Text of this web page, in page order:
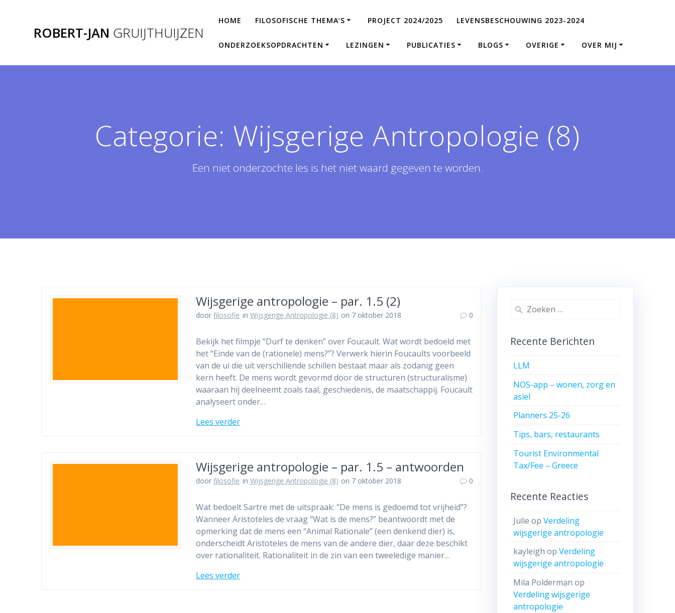
ROBERT-JAN GRUIJTHUIJZEN
HOME FILOSOFISCHE THEMA’S PROJECT 2024/2025 LEVENSBESCHOUWING 2023-2024
ONDERZOEKSOPDRACHTEN LEZINGEN PUBLICATIES BLOGS OVERIGE OVER MIJ
Categorie: Wijsgerige Antropologie (8)
Een niet onderzochte les is het niet waard gegeven te worden.
Wijsgerige antropologie – par. 1.5 (2)
doorfilosofie in Wijsgerige Antropologie (8) on 7 oktober 2018 0
Bekijk het filmpje “Durf te denken” over Foucault. Wat wordt bedoeld met
het “Einde van de (rationele) mens?”? Verwerk hierin Foucaults voorbeeld
van de ui die uit verschillende schillen bestaat maar als zodanig geen
kern heeft. De mens wordt gevormd door de structuren (structuralisme)
waaraan hij deelneemt zoals taal, geschiedenis, de maatschappij. Foucault
analyseert onder…
Lees verder
Wijsgerige antropologie – par. 1.5 – antwoorden
doorfilosofie in Wijsgerige Antropologie (8) on 7 oktober 2018 0
Wat bedoelt Sartre met de uitspraak: “De mens is gedoemd tot vrijheid”?
Wanneer Aristoteles de vraag “Wat is de mens?” beantwoordt met de
opmerking dat de mens een “Animal Rationale” (een denkend dier) is,
onderscheidt Aristoteles de mens van de andere dier, daar deze beschikt
over rationaliteit. Rationaliteit in de zin van een tweeledige manier…
Lees verder
Zoeken
Recente Berichten
LLM
NOS-app – wonen, zorg en
asiel
Planners 25-26
Tips, bars, restaurants
Tourist Environmental
Tax/Fee – Greece
Recente Reacties
Julie opVerdeling
wijsgerige antropologie
kayleigh opVerdeling
wijsgerige antropologie
Mila Polderman op
Verdeling wijsgerige
antropologie